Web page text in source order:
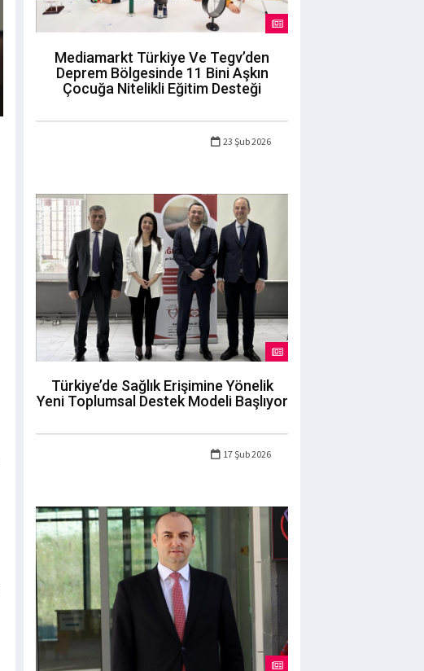
Mediamarkt Türkiye Ve Tegv’den
Deprem Bölgesinde 11 Bini Aşkın
Çocuğa Nitelikli Eğitim Desteği
23 Şub 2026
Türkiye’de Sağlık Erişimine Yönelik
Yeni Toplumsal Destek Modeli Başlıyor
17 Şub 2026